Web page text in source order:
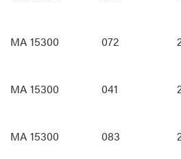
MA 15300
072
MA 15300
041
MA 15300
083